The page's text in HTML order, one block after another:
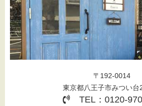
〒192-0014
東京都八王子市みつい台
TEL：0120-